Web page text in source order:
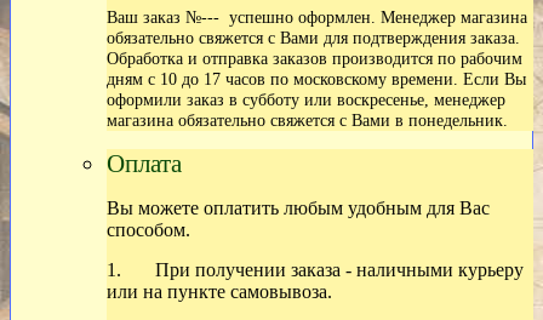
Ваш заказ №--- успешно оформлен. Менеджер магазина
обязательно свяжется с Вами для подтверждения заказа.
Обработка и отправка заказов производится по рабочим
дням с 10 до 17 часов по московскому времени. Если Вы
оформили заказ в субботу или воскресенье, менеджер
магазина обязательно свяжется с Вами в понедельник.
Оплата
Вы можете оплатить любым удобным для Вас
способом.
1. При получении заказа - наличными курьеру
или на пункте самовывоза.